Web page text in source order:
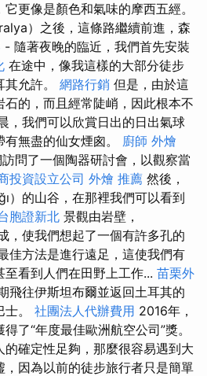
更像是顏色和氣味的摩西五經。
）之後，這條路繼續前進，森
- 隨著夜晚的臨近，我們首先安裝
在途中，像我這樣的大部分徒步
允許。 網路行銷 但是，由於這
的，而且經常陡峭，因此根本不
，我們可以欣賞日出的日出氣球
無盡的仙女煙囪。 廚師 外燴
問了一個陶器研討會，以觀察當
投資設立公司 外燴 推薦 然後，
）的山谷，在那裡我們可以看到
胞證新北 景觀由岩壁，
，使我們想起了一個有許多孔的
佳方法是進行遠足，這使我們有
看到人們在田野上工作... 苗栗外
飛往伊斯坦布爾並返回土耳其的
。 社團法人代辦費用 2016年，
了“年度最佳歐洲航空公司”獎。
的確定性足夠，那麼很容易遇到大
，因為以前的徒步旅行者只是簡單